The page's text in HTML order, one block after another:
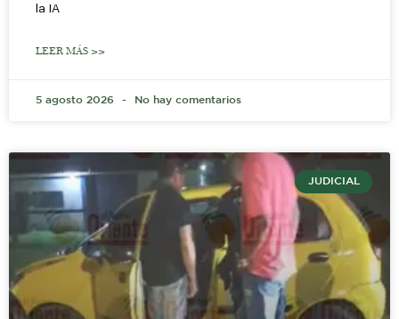
la IA
LEER MÁS >>
5 agosto 2026 No hay comentarios
JUDICIAL